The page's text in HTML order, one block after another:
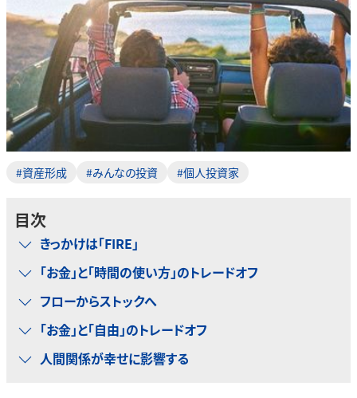
#資産形成 #みんなの投資 #個人投資家
目次
きっかけは「FIRE」
「お金」と「時間の使い方」のトレードオフ
フローからストックへ
「お金」と「自由」のトレードオフ
人間関係が幸せに影響する